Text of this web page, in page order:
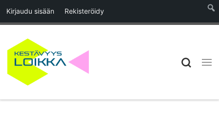
Kirjaudu sisään Rekisteröidy
Skip to content